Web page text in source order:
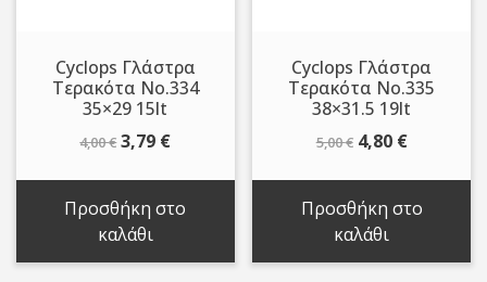
Cyclops Γλάστρα
Τερακότα Νo.334
35×29 15lt
4,00€ Original
4,00 €.
3,79 €Η
είναι:
Προσθήκη στο
καλάθι
Cyclops Γλάστρα
Τερακότα Νo.335
38×31.5 19lt
5,00€ Original
5,00 €.
4,80 €Η
είναι:
Προσθήκη στο
καλάθι